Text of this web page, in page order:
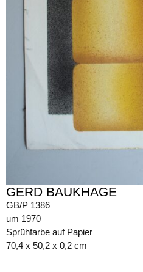
GERD BAUKHAGE
GB/P 1386
um 1970
Sprühfarbe auf Papier
70,4 x 50,2 x 0,2 cm